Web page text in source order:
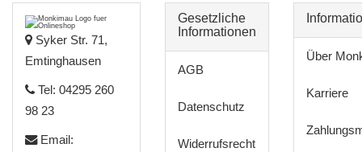
Syker Str. 71,
Emtinghausen
Tel: 04295 260
98 23
Email:
Gesetzliche
Informationen
AGB
Datenschutz
Widerrufsrecht
Über
Karriere